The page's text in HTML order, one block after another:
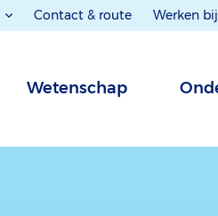
Contact & route Werken bij
Wetenschap